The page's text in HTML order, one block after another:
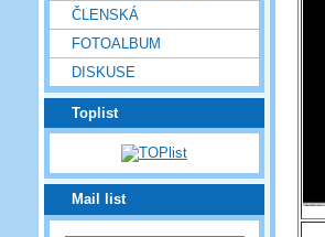
ČLENSKÁ
FOTOALBUM
DISKUSE
Toplist
Mail list